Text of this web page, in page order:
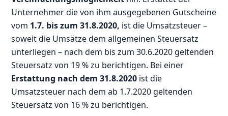
Unternehmer die von ihm ausgegebenen Gutscheine
vom 1.7. bis zum 31.8.2020, ist die Umsatzsteuer –
soweit die Umsätze dem allgemeinen Steuersatz
unterliegen – nach dem bis zum 30.6.2020 geltenden
Steuersatz von 19 % zu berichtigen. Bei einer
Erstattung nach dem 31.8.2020 ist die
Umsatzsteuer nach dem ab 1.7.2020 geltenden
Steuersatz von 16 % zu berichtigen.